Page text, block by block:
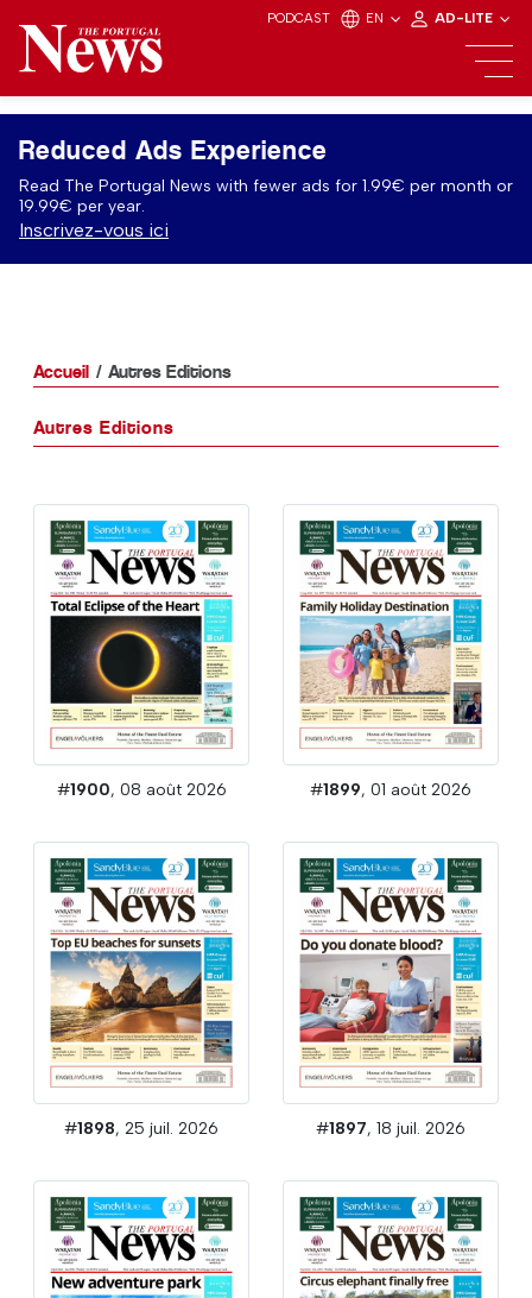
PODCAST EN AD-LITE
Reduced Ads Experience
Read The Portugal News with fewer ads for 1.99€ per month or
19.99€ per year.
Inscrivez-vous ici
Accueil Autres Editions
Autres Editions
#1900, 08 août 2026 #1899, 01 août 2026
#1898, 25 juil. 2026 #1897, 18 juil. 2026